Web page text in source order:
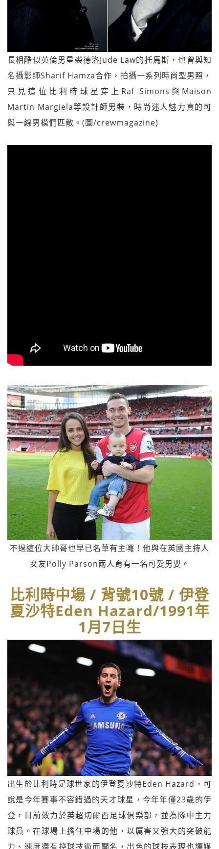
長相酷似英倫男星裘德洛Jude Law的托馬斯，也曾與知
名攝影師Sharif Hamza合作，拍攝一系列時尚型男照，
只見這位比利時球星穿上Raf Simons與Maison
Martin Margiela等設計師男裝，時尚迷人魅力真的可
與一線男模們匹敵。(圖/crewmagazine)
不過這位大帥哥也早已名草有主囉！他與在英國主持人
女友Polly Parson兩人育有一名可愛男嬰。
比利時中場 / 背號10號 / 伊登
夏沙特Eden Hazard/1991年
1月7日生
出生於比利時足球世家的伊登夏沙特Eden Hazard，可
說是今年賽事不容錯過的天才球星，今年年僅23歲的伊
登，目前效力於英超切爾西足球俱樂部，並為隊中主力
球員。在球場上擔任中場的他，以厲害又強大的突破能
力、速度還有控球技術而聞名，出色的球技表現也讓媒